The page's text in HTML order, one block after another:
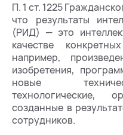
П. 1 ст. 1225
что результаты
(РИД) — это
качестве
например,
изобретения,
новые
технологические,
созданные в
сотрудников.